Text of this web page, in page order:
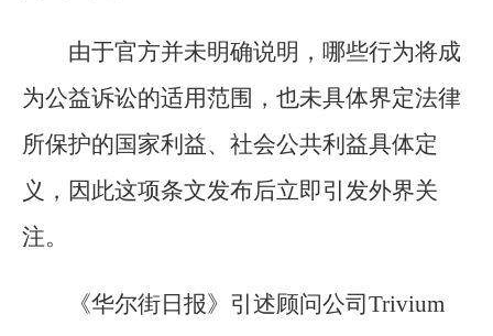
由于官方并未明确说明，哪些行为将成
为公益诉讼的适用范围，也未具体界定法律
所保护的国家利益、社会公共利益具体定
义，因此这项条文发布后立即引发外界关
注。
《华尔街日报》引述顾问公司Trivium